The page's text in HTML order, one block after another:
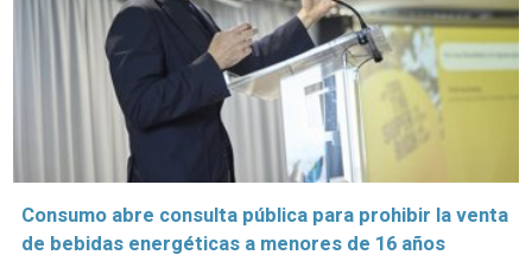
Consumo abre consulta pública para prohibir la venta
de bebidas energéticas a menores de 16 años